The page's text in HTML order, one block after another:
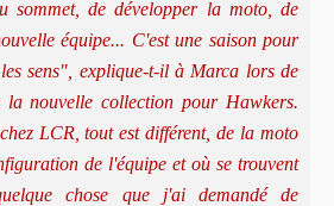
sommet, de développer la moto, de
équipe... C'est une saison pour
sens", explique-t-il à Marca lors de
la nouvelle collection pour Hawkers.
LCR, tout est différent, de la moto
de l'équipe et où se trouvent
chose que j'ai demandé de